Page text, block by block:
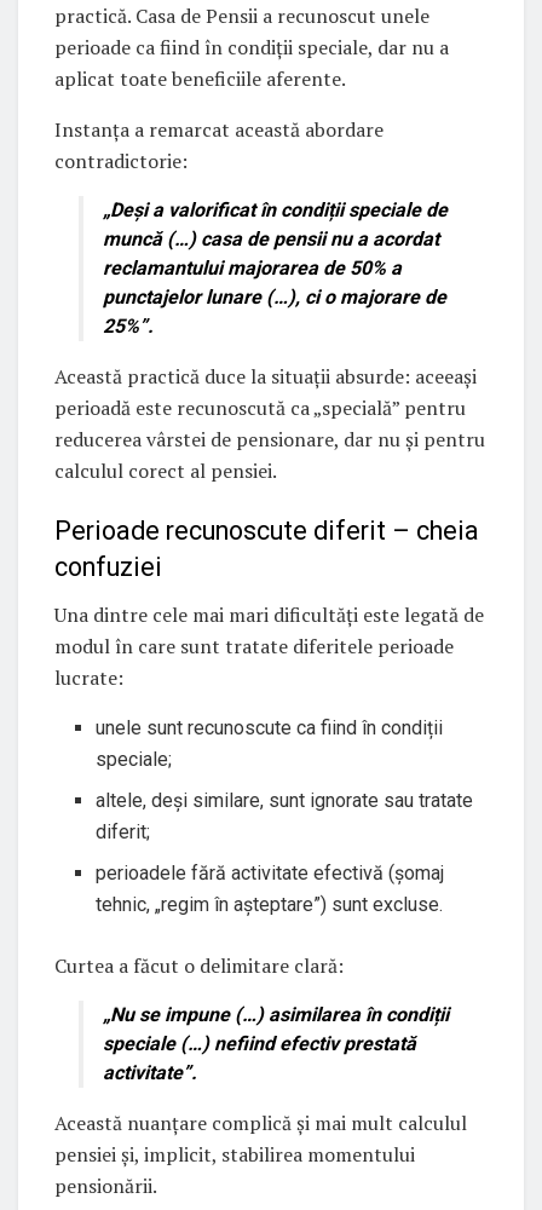
practică. Casa de Pensii a recunoscut unele
perioade ca fiind în condiții speciale, dar nu a
aplicat toate beneficiile aferente.
Instanța a remarcat această abordare
contradictorie:
„Deși a valorificat în condiții speciale de
muncă (…) casa de pensii nu a acordat
reclamantului majorarea de 50% a
punctajelor lunare (…), ci o majorare de
25%”.
Această practică duce la situații absurde: aceeași
perioadă este recunoscută ca „specială” pentru
reducerea vârstei de pensionare, dar nu și pentru
calculul corect al pensiei.
Perioade recunoscute diferit – cheia
confuziei
Una dintre cele mai mari dificultăți este legată de
modul în care sunt tratate diferitele perioade
lucrate:
unele sunt recunoscute ca fiind în condiții
speciale;
altele, deși similare, sunt ignorate sau tratate
diferit;
perioadele fără activitate efectivă (șomaj
tehnic, „regim în așteptare”) sunt excluse.
Curtea a făcut o delimitare clară:
„Nu se impune (…) asimilarea în condiții
speciale (…) nefiind efectiv prestată
activitate”.
Această nuanțare complică și mai mult calculul
pensiei și, implicit, stabilirea momentului
pensionării.